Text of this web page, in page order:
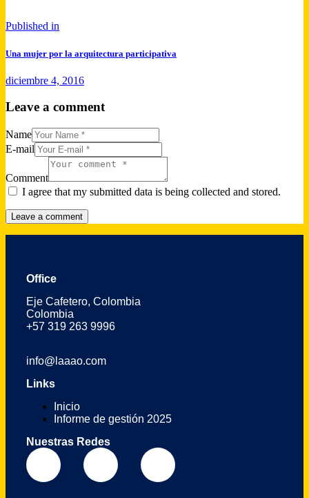
Published in
Una mujer por la arquitectura participativa
diciembre 4, 2016
Leave a comment
Name
E-mail
Comment
I agree that my submitted data is being collected and stored.
Office
Eje Cafetero, Colombia
Colombia
+57 319 263 9996
info@laaao.com
Links
Inicio
Informe de gestión 2025
Nuestras Redes